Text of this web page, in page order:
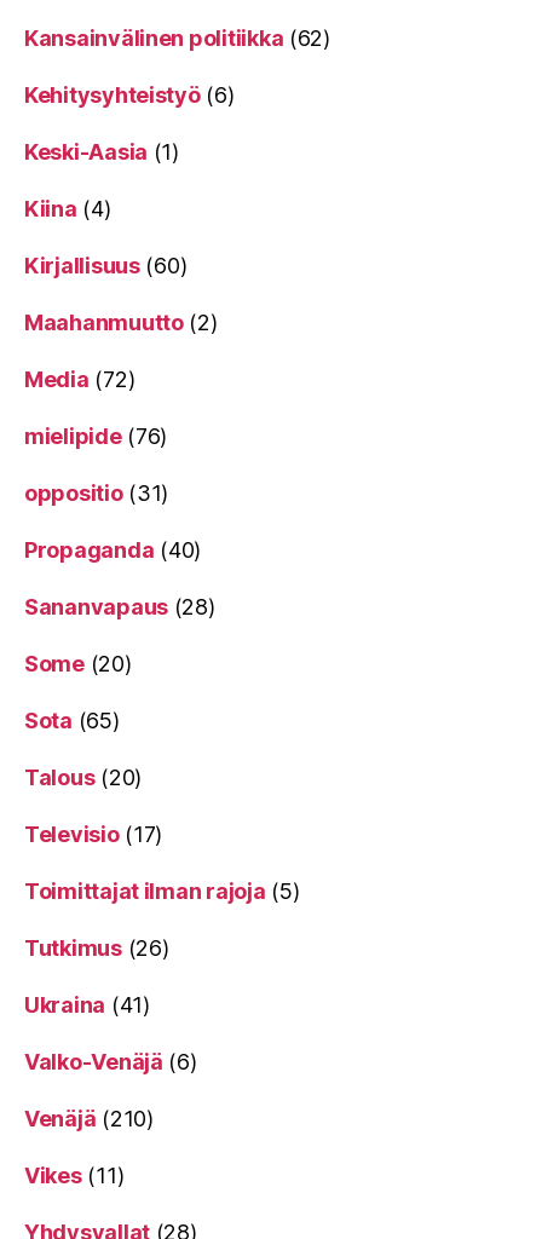
Kansainvälinen politiikka (62)
Kehitysyhteistyö(6)
Keski-Aasia (1)
Kiina (4)
Kirjallisuus(60)
Maahanmuutto(2)
Media (72)
mielipide(76)
oppositio(31)
Propaganda (40)
Sananvapaus (28)
Some(20)
Sota (65)
Talous(20)
Televisio(17)
Toimittajat ilman rajoja (5)
Tutkimus(26)
Ukraina (41)
Valko-Venäjä (6)
Venäjä (210)
Vikes(11)
Yhdysvallat (28)